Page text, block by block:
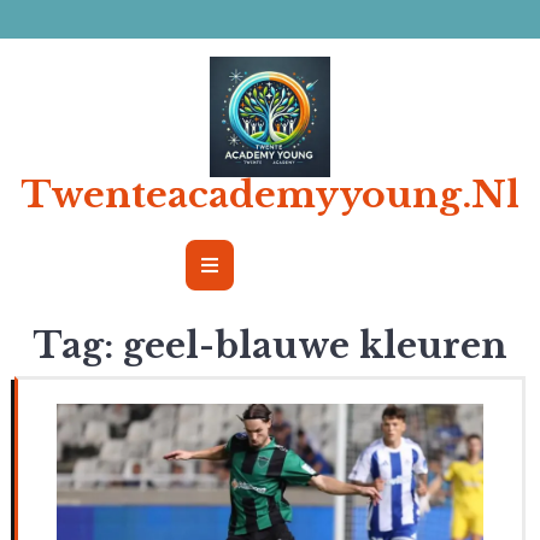
naar
Twenteacademyyoung.nl
Open
Tag: geel-blauwe kleuren